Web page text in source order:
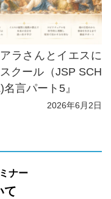
アラさんとイエスに
クール（JSP SCH
名言パート5』
2026年6月2日
ナー
て